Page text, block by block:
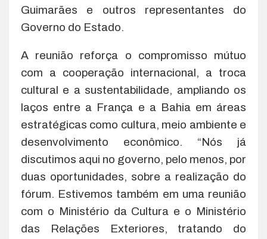
Guimarães e outros representantes do
Governo do Estado.
A reunião reforça o compromisso mútuo
com a cooperação internacional, a troca
cultural e a sustentabilidade, ampliando os
laços entre a França e a Bahia em áreas
estratégicas como cultura, meio ambiente e
desenvolvimento econômico. “Nós já
discutimos aqui no governo, pelo menos, por
duas oportunidades, sobre a realização do
fórum. Estivemos também em uma reunião
com o Ministério da Cultura e o Ministério
das Relações Exteriores, tratando do